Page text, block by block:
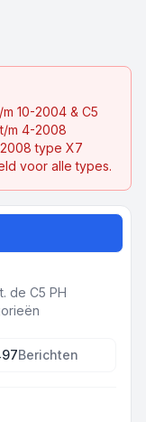
10-2004 & C5
m 4-2008
type X7
voor alle types.
de C5 PH
Berichten